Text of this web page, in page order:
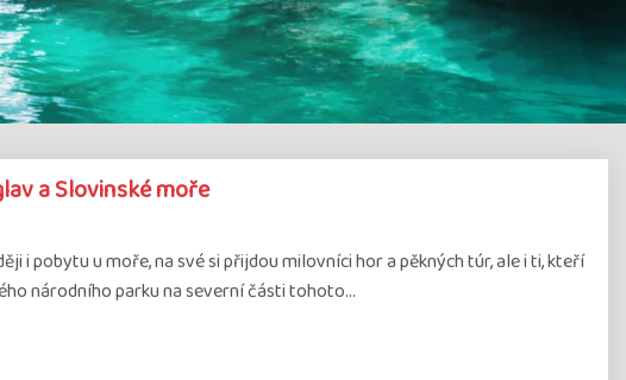
a Slovinské moře
i pobytu u moře, na své si přijdou milovníci hor a pěkných túr, ale i ti, kteří
národního parku na severní části tohoto…